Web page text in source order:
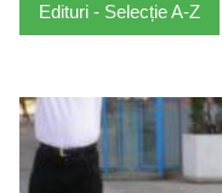
Edituri - Selecție A-Z